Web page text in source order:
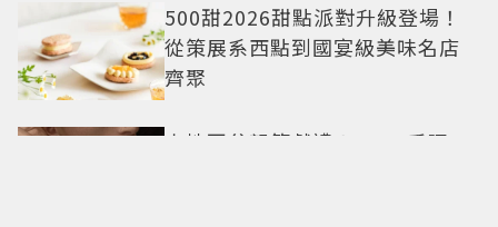
500甜2026甜點派對升級登場！
從策展系西點到國宴級美味名店
齊聚
卡地亞父親節獻禮！LOVE手環、